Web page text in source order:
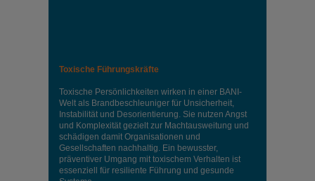
Toxische Führungskräfte
Toxische Persönlichkeiten wirken in einer BANI-
Welt als Brandbeschleuniger für Unsicherheit,
Instabilität und Desorientierung. Sie nutzen Angst
und Komplexität gezielt zur Machtausweitung und
schädigen damit Organisationen und
Gesellschaften nachhaltig. Ein bewusster,
präventiver Umgang mit toxischem Verhalten ist
essenziell für resiliente Führung und gesunde